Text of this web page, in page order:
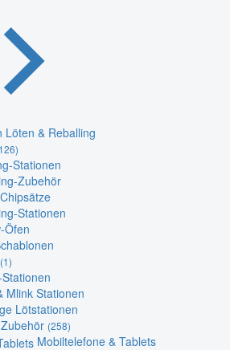
Löten & Reballing
Stationen
Zubehör
Stationen
Öfen
(1)
Mlink Stationen
Lötstationen
(258)
Mobiltelefone & Tablets